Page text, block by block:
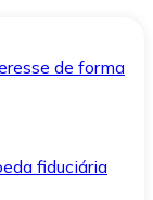
de forma
fiduciária